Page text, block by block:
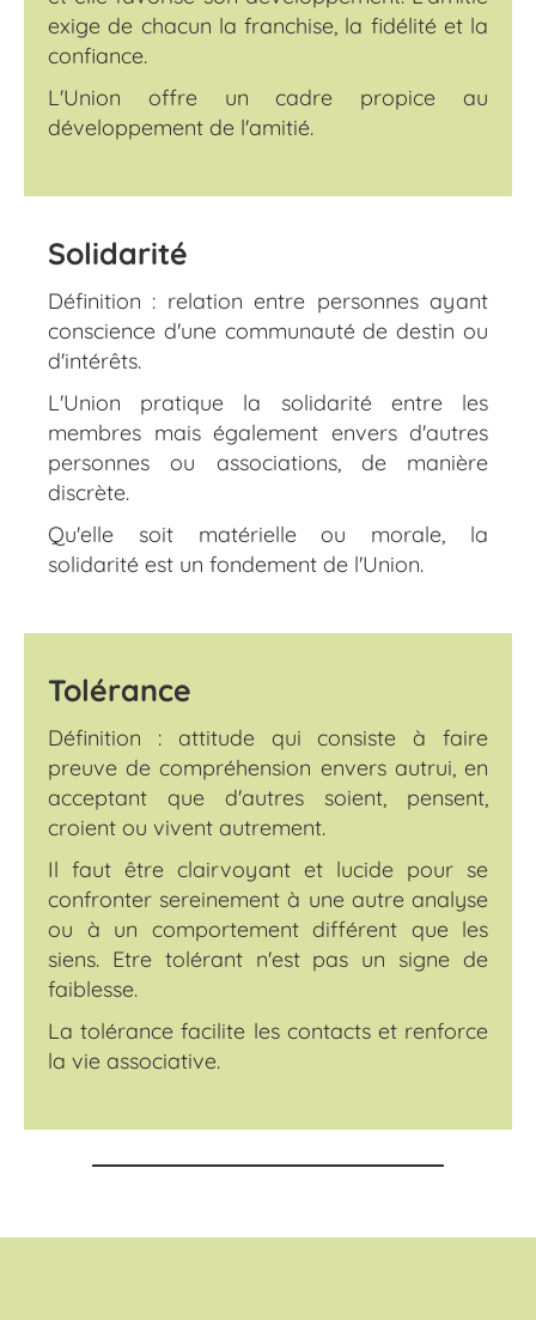
exige de chacun la franchise, la fidélité et la
confiance.
L'Union offre un cadre propice au
développement de l'amitié.
Solidarité
Définition : relation entre personnes ayant
conscience d'une communauté de destin ou
d'intérêts.
L'Union pratique la solidarité entre les
membres mais également envers d'autres
personnes ou associations, de manière
discrète.
Qu'elle soit matérielle ou morale, la
solidarité est un fondement de l'Union.
Tolérance
Définition : attitude qui consiste à faire
preuve de compréhension envers autrui, en
acceptant que d'autres soient, pensent,
croient ou vivent autrement.
Il faut être clairvoyant et lucide pour se
confronter sereinement à une autre analyse
ou à un comportement différent que les
siens. Etre tolérant n'est pas un signe de
faiblesse.
La tolérance facilite les contacts et renforce
la vie associative.